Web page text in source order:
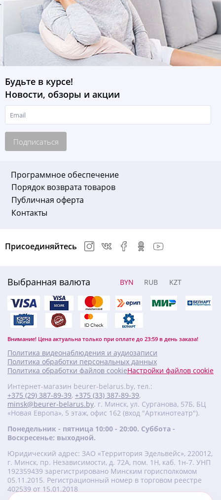
Будьте в курсе!
Новости, обзоры и акции
Подписаться
Программное обеспечение
Порядок возврата товаров
Публичная оферта
Контакты
Выбранная валюта BYN RUB KZT
Внимание! Цена актуальна только при оплате до 23:59 в день заказа!
Присоединяйтесь
Политика видеонаблюдения и аудиозаписи
Политика обработки персональных данных
Политика обработки файлов cookieНастройки файлов cookie
Интернет-магазин beurer-belarus.by, тел.:
+375 (29) 387-89-39, +375 (33) 387-89-39,
minsk@beurer-belarus.by. г. Минск, ул. Сурганова, 57Б, БЦ
«Новая Европа», 5 этаж, офис 162 (вход "Арткинотеатр").
Понедельник - пятница 10:00 - 20:00. Суббота -
Воскресенье: выходной.
Юридический адрес: ЗАО «Территория Эдельвейс», 220012,
г. Минск, пр. Независимости, д. 72А, пом. 1Н, каб. 1н-7. УНП
‎192359439 зарегистрировано Минским горисполкомом
05.11.2015. Регистрационный номер в торговом реестре
402539 от 15.01.2018